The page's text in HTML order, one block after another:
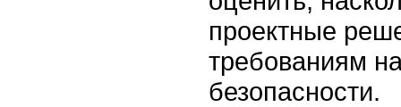
проектные
требованиям
безопасности.